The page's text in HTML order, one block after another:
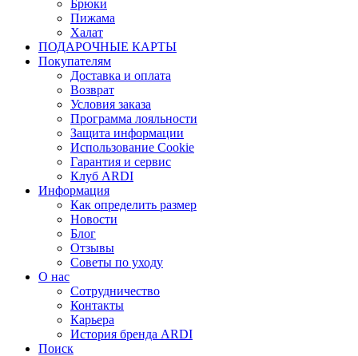
Брюки
Пижама
Халат
ПОДАРОЧНЫЕ КАРТЫ
Покупателям
Доставка и оплата
Возврат
Условия заказа
Программа лояльности
Защита информации
Использование Cookie
Гарантия и сервис
Клуб ARDI
Информация
Как определить размер
Новости
Блог
Отзывы
Советы по уходу
О нас
Сотрудничество
Контакты
Карьера
История бренда ARDI
Поиск